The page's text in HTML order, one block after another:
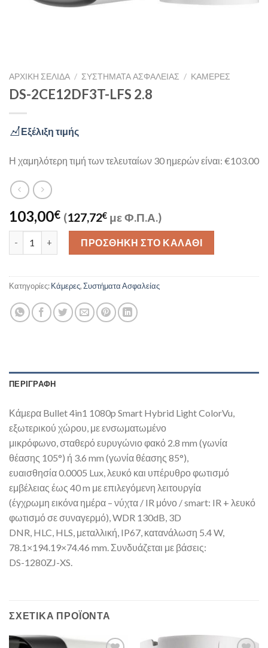
ΑΡΧΙΚΉ ΣΕΛΊΔΑ / ΣΥΣΤΉΜΑΤΑ ΑΣΦΑΛΕΊΑΣ / ΚΆΜΕΡΕΣ
DS-2CE12DF3T-LFS 2.8
Εξέλιξη τιμής
Η χαμηλότερη τιμή των τελευταίων 30 ημερών είναι: €103.00
103,00€ (127,72€ με Φ.Π.Α.)
DS-2CE12DF3T-LFS 2.8 ποσότητα
ΠΡΟΣΘΉΚΗ ΣΤΟ ΚΑΛΆΘΙ
Κατηγορίες:Κάμερες,Συστήματα Ασφαλείας
ΠΕΡΙΓΡΑΦΉ
Κάμερα Bullet 4in1 1080p Smart Hybrid Light ColorVu,
εξωτερικού χώρου, με ενσωματωμένο
μικρόφωνο, σταθερό ευρυγώνιο φακό 2.8 mm (γωνία
θέασης 105°) ή 3.6 mm (γωνία θέασης 85°),
ευαισθησία 0.0005 Lux, λευκό και υπέρυθρο φωτισμό
εμβέλειας έως 40 m με επιλεγόμενη λειτουργία
(έγχρωμη εικόνα ημέρα – νύχτα / IR μόνο / smart: IR + λευκό
φωτισμό σε συναγερμό), WDR 130dB, 3D
DNR, HLC, HLS, μεταλλική, IP67, κατανάλωση 5.4 W,
78.1×194.19×74.46 mm. Συνδυάζεται με βάσεις:
DS-1280ZJ-XS.
ΣΧΕΤΙΚΆ ΠΡΟΪΌΝΤΑ